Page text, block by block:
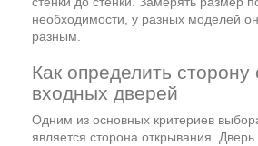
необходимости, у разных моделей
разным.
Как определить сторону
входных дверей
Одним из основных критериев
является сторона открывания.